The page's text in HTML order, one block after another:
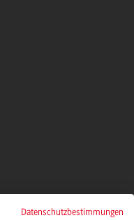
Datenschutzbestimmungen